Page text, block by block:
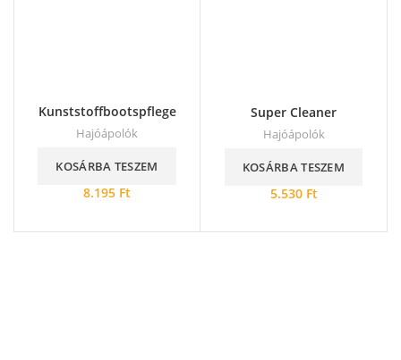
Kunststoffbootspflege
Hajóápolók
8.195 Ft
KOSÁRBA TESZEM
Super Cleaner
Hajóápolók
5.530 Ft
KOSÁRBA TESZEM